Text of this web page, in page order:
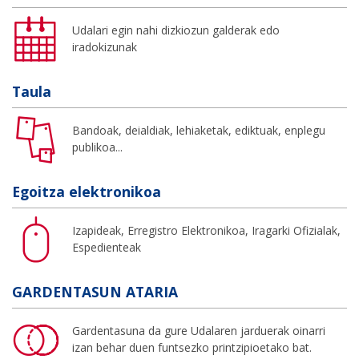
Udalari egin nahi dizkiozun galderak edo
iradokizunak
Taula
Bandoak, deialdiak, lehiaketak, ediktuak, enplegu
publikoa...
Egoitza elektronikoa
Izapideak, Erregistro Elektronikoa, Iragarki Ofizialak,
Espedienteak
GARDENTASUN ATARIA
Gardentasuna da gure Udalaren jarduerak oinarri
izan behar duen funtsezko printzipioetako bat.